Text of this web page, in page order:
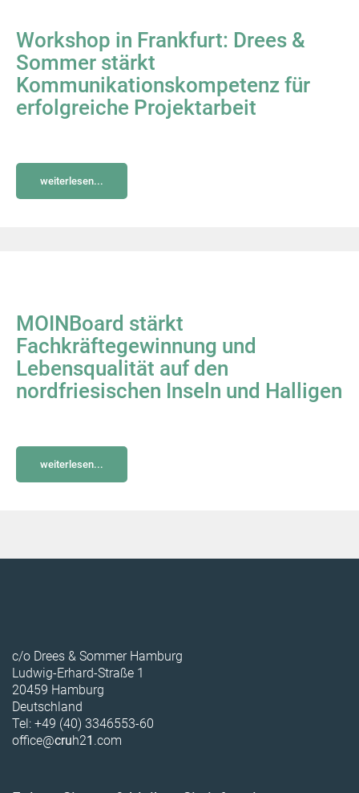
Workshop in Frankfurt: Drees &
Sommer stärkt
Kommunikationskompetenz für
erfolgreiche Projektarbeit
weiterlesen...
MOINBoard stärkt
Fachkräftegewinnung und
Lebensqualität auf den
nordfriesischen Inseln und Halligen
weiterlesen...
c/o Drees & Sommer Hamburg
Ludwig-Erhard-Straße 1
20459 Hamburg
Deutschland
Tel: +49 (40) 3346553-60
office@cruh21 .com